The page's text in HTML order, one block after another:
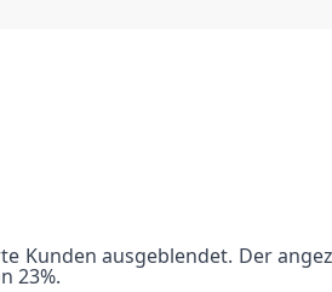
Kunden ausgeblendet. Der
23%.